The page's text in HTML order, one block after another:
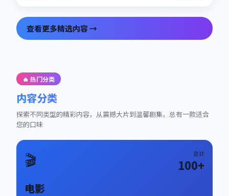
查看更多精选内容 →
🔥 热门分类
内容分类
探索不同类型的精彩内容，从震撼大片到温馨剧集，总有一款适合
您的口味
🎬 总计
100+
电影